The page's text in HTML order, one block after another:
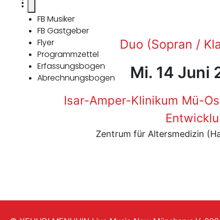
FB Musiker
FB Gastgeber
Flyer
Programmzettel
Erfassungsbogen
Abrechnungsbogen
Duo (Sopran /
Mi. 14 Juni
Isar-Amper-Klinikum Mü-
Zentrum für Altersmedizin